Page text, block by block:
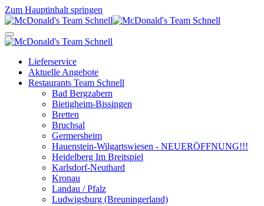
Zum Hauptinhalt springen
Lieferservice
Aktuelle Angebote
Restaurants Team Schnell
Bad Bergzabern
Bietigheim-Bissingen
Bretten
Bruchsal
Germersheim
Hauenstein-Wilgartswiesen - NEUERÖFFNUNG!!!
Heidelberg Im Breitspiel
Karlsdorf-Neuthard
Kronau
Landau / Pfalz
Ludwigsburg (Breuningerland)